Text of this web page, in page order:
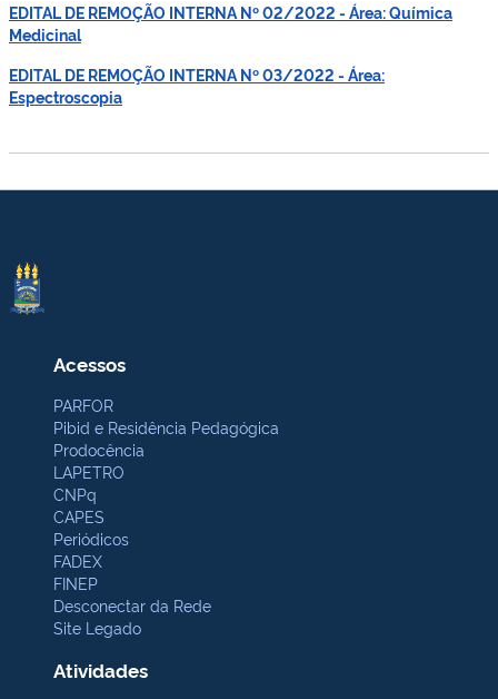
EDITAL DE REMOÇÃO INTERNA Nº 02/2022 - Área: Química
Medicinal
EDITAL DE REMOÇÃO INTERNA Nº 03/2022 - Área:
Espectroscopia
Acessos
PARFOR
Pibid e Residência Pedagógica
Prodocência
LAPETRO
CNPq
CAPES
Periódicos
FADEX
FINEP
Desconectar da Rede
Site Legado
Atividades